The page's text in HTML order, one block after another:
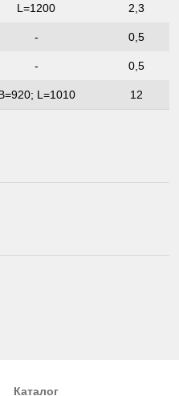
L=1200 2,3
- 0,5
- 0,5
L=1010 12
Каталог